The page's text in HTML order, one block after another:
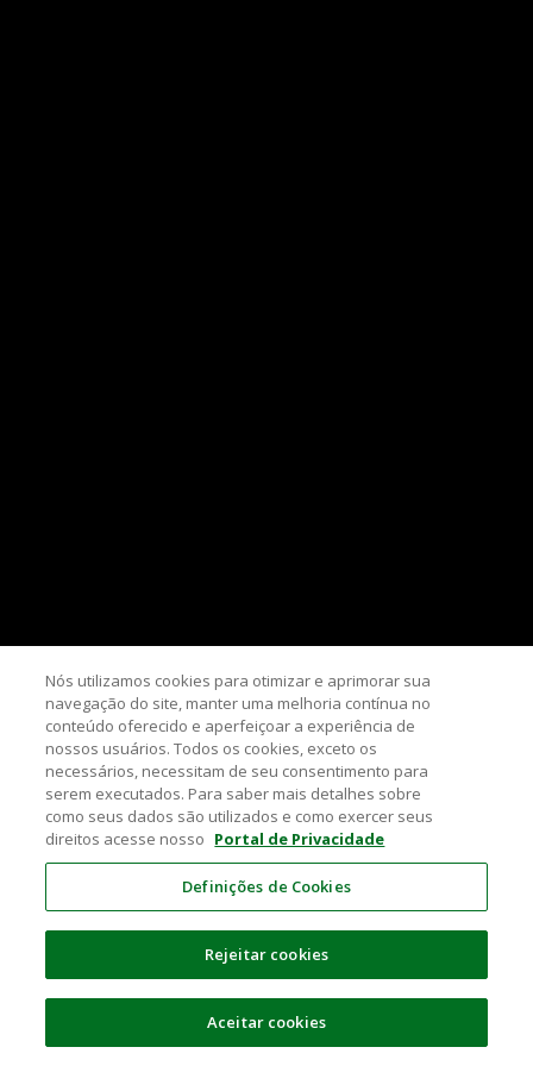
Nós utilizamos cookies para otimizar e aprimorar sua
navegação do site, manter uma melhoria contínua no
conteúdo oferecido e aperfeiçoar a experiência de
nossos usuários. Todos os cookies, exceto os
necessários, necessitam de seu consentimento para
serem executados. Para saber mais detalhes sobre
como seus dados são utilizados e como exercer seus
direitos acesse nosso Portal de Privacidade
Definições de Cookies
Rejeitar cookies
Aceitar cookies